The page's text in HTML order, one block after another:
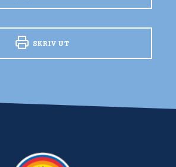
SKRIV UT